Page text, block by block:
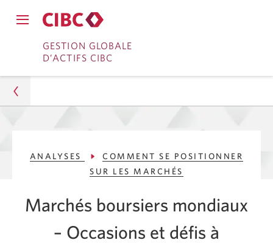
bancaires
navigation
principal.
GESTION GLOBALE
D’ACTIFS CIBC
Fermer
Gestion d’actifs
Analyses
ANALYSES
COMMENT SE POSITIONNER
SUR LES MARCHÉS
Marchés boursiers mondiaux
– Occasions et défis à